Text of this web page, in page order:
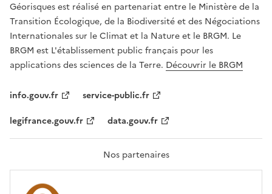
T
É
,
É
G
A
L
F
A
T
R
Géorisques est réalisé en partenariat entre le Ministère de la
Transition Écologique, de la Biodiversité et des Négociations
Internationales sur le Climat et la Nature et le BRGM. Le
BRGM est L'établissement public français pour les
applications des sciences de la Terre. Découvrir le BRGM
info.gouv.fr
service-public.fr
legifrance.gouv.fr
data.gouv.fr
Nos partenaires